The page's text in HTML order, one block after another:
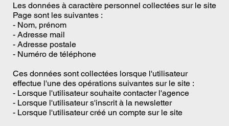
Les données à caractère personnel collectées sur le site
Page sont les suivantes :
- Nom, prénom
- Adresse mail
- Adresse postale
- Numéro de téléphone
Ces données sont collectées lorsque l'utilisateur
effectue l'une des opérations suivantes sur le site :
- Lorsque l'utilisateur souhaite contacter l'agence
- Lorsque l'utilisateur s'inscrit à la newsletter
- Lorsque l'utilisateur créé un compte sur le site